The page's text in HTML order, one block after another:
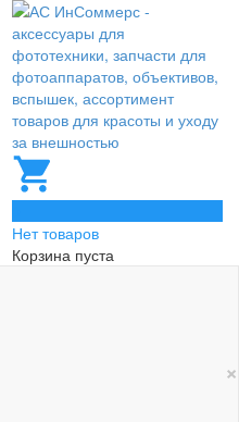
Нет товаров
Корзина пуста
×